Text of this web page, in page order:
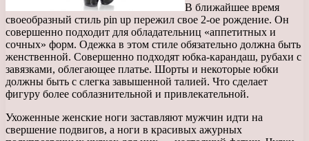
В ближайшее время
своеобразный стиль pin up пережил свое 2-ое рождение. Он
совершенно подходит для обладательниц «аппетитных и
сочных» форм. Одежка в этом стиле обязательно должна быть
женственной. Совершенно подходят юбка-карандаш, рубахи с
завязками, облегающее платье. Шорты и некоторые юбки
должны быть с слегка завышенной талией. Что сделает
фигуру более соблазнительной и привлекательной.
Ухоженные женские ноги заставляют мужчин идти на
свершение подвигов, а ноги в красивых ажурных